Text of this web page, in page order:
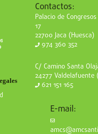
Contactos:
Palacio de Congresos
17
22700 Jaca (Huesca)
974 360 352
C/ Camino Santa
24277 Valdelafuente
621 151 165
E-mail: